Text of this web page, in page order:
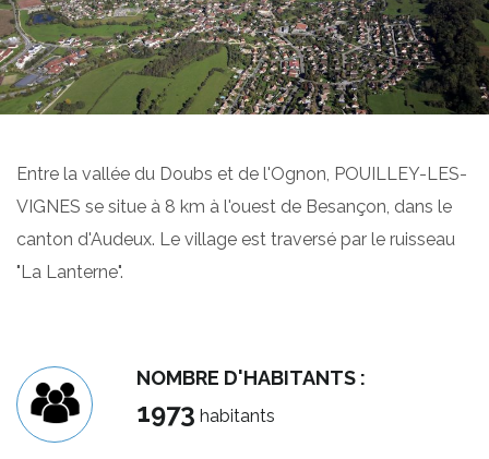
Entre la vallée du Doubs et de l'Ognon, POUILLEY-LES-
VIGNES se situe à 8 km à l'ouest de Besançon, dans le
canton d'Audeux. Le village est traversé par le ruisseau
"La Lanterne".
NOMBRE D'HABITANTS :
1973 habitants